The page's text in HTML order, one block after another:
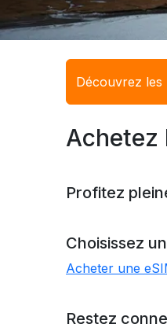
Découvrez les
Achetez
Profitez
Choisissez
Acheter une
Restez